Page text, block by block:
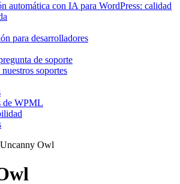
automática con IA para WordPress: calidad
para desarrolladores
de soporte
soportes
de WPML
Owl